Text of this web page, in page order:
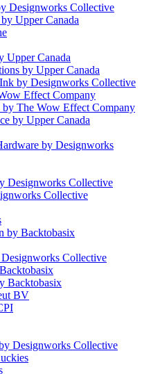
Designworks Collective
by Upper Canada
Upper Canada
by Upper Canada
by Designworks Collective
Effect Company
by The Wow Effect Company
by Upper Canada
by Designworks
Designworks Collective
Collective
by Backtobasix
Designworks Collective
Backtobasix
Backtobasix
BV
Designworks Collective